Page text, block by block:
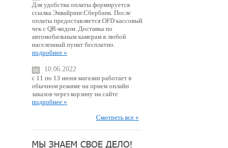
Для удобства оплаты формируется
ссылка Эквайринг.Сбербанк. После
оплаты предоставляется OFD кассовый
чек с QR-кодом. Доставка по
автомобильным камерам в любой
населенный пункт бесплатно.
подробнее »
10.06.2022
с 11 по 13 июня магазин работает в
обычном режиме на прием онлайн
заказов через корзину на сайте
подробнее »
Смотреть все »